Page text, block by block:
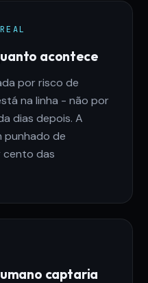
acontece
por risco de
na linha - não por
dias depois. A
punhado de
cento das
captaria